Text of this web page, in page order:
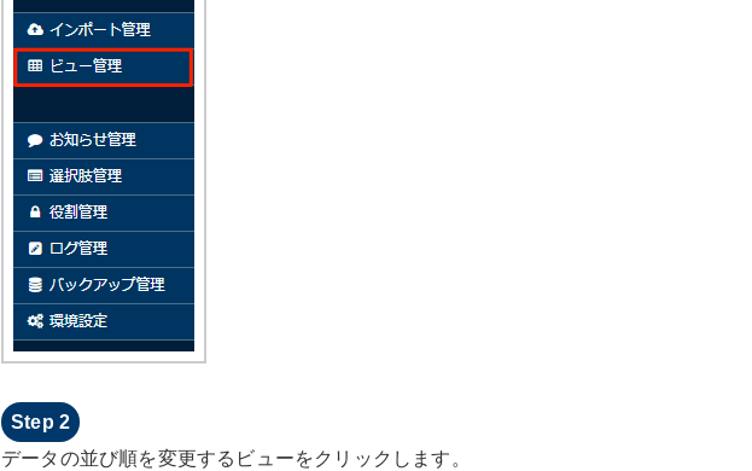
データの並び順を変更するビューをクリックします。